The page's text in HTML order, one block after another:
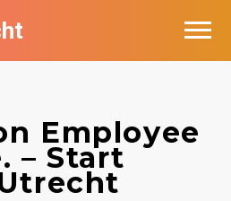
Employee
– Start
Utrecht
in Utrecht